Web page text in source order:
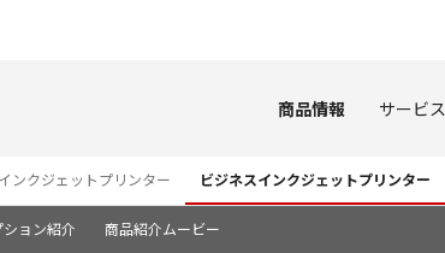
商品情報 サービス
インクジェットプリンター ビジネスインクジェットプリンター
ション紹介 商品紹介ムービー